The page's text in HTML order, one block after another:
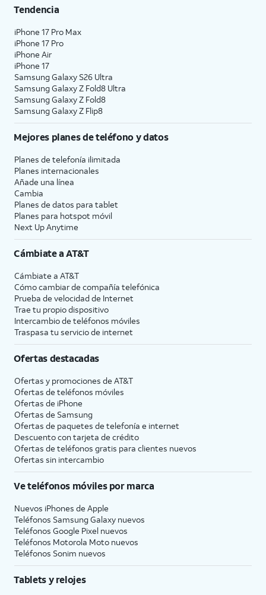
Tendencia
iPhone 17 Pro Max
iPhone 17 Pro
iPhone Air
iPhone 17
Samsung Galaxy S26 Ultra
Samsung Galaxy Z Fold8 Ultra
Samsung Galaxy Z Fold8
Samsung Galaxy Z Flip8
Mejores planes de teléfono y datos
Planes de telefonía ilimitada
Planes internacionales
Añade una línea
Cambia
Planes de datos para tablet
Planes para hotspot móvil
Next Up Anytime
Cámbiate aAT&T
Cámbiate a AT&T
Cómo cambiar de compañía telefónica
Prueba de velocidad de Internet
Trae tu propio dispositivo
Intercambio de teléfonos móviles
Traspasa tu servicio de internet
Ofertas destacadas
Ofertas y promociones de AT&T
Ofertas de teléfonos móviles
Ofertas de iPhone
Ofertas de Samsung
Ofertas de paquetes de telefonía e internet
Descuento con tarjeta de crédito
Ofertas de teléfonos gratis para clientes nuevos
Ofertas sin intercambio
Ve teléfonos móviles por marca
Nuevos iPhones de Apple
Teléfonos Samsung Galaxy nuevos
Teléfonos Google Pixel nuevos
Teléfonos Motorola Moto nuevos
Teléfonos Sonim nuevos
Tablets y relojes